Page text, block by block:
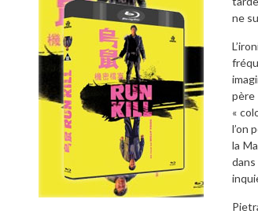
ne
père
«
l’on
la